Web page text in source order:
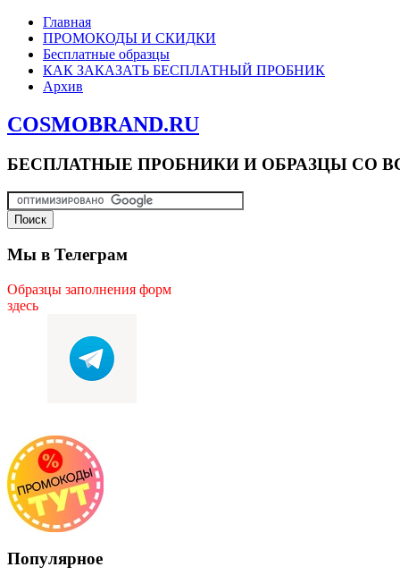
Главная
ПРОМОКОДЫ И СКИДКИ
Бесплатные образцы
КАК ЗАКАЗАТЬ БЕСПЛАТНЫЙ ПРОБНИК
Архив
COSMOBRAND.RU
БЕСПЛАТНЫЕ ПРОБНИКИ И ОБРАЗЦЫ СО
Мы в Телеграм
Образцы заполнения форм
здесь
Популярное